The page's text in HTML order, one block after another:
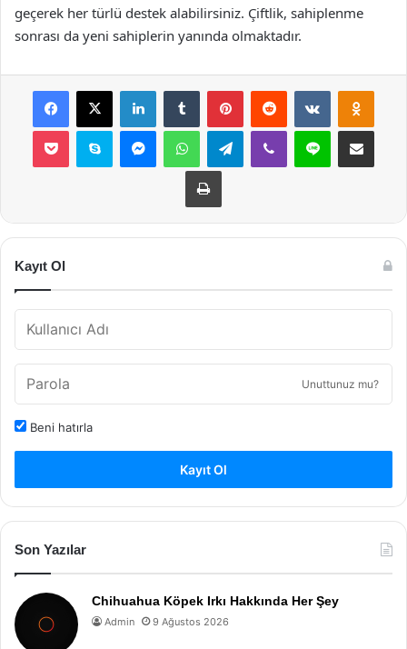
geçerek her türlü destek alabilirsiniz. Çiftlik, sahiplenme
sonrası da yeni sahiplerin yanında olmaktadır.
Facebook
X LinkedInTumblr PinterestReddit VKontakte
Pocket Skype MessengerWhatsAppTelegramViber Line E-Posta ile
Yazdır
Kayıt Ol
Unuttunuz mu?
Beni hatırla
Kayıt Ol
Son Yazılar
Chihuahua Köpek Irkı Hakkında Her Şey
Admin 9 Ağustos 2026